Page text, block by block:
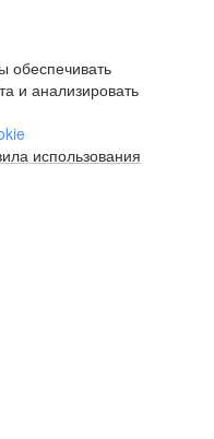
обеспечивать
и анализировать
использования